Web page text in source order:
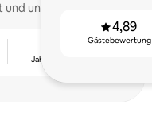
unvergessliche
Jahre Gastgeber:in
4,89
Gästebewertung